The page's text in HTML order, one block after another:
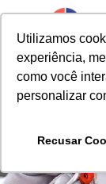
Utilizamos
experiência,
como você
personalizar
Recusar